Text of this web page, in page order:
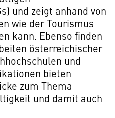
und zeigt anhand von
wie der Tourismus
kann. Ebenso finden
österreichischer
und
bieten
zum Thema
und damit auch